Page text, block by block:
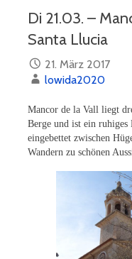
Di 21.03. –
Santa Llucia
21. März 2017
lowida2020
Mancor de la Vall liegt
Berge und ist ein ruhiges
eingebettet zwischen
Wandern zu schönen